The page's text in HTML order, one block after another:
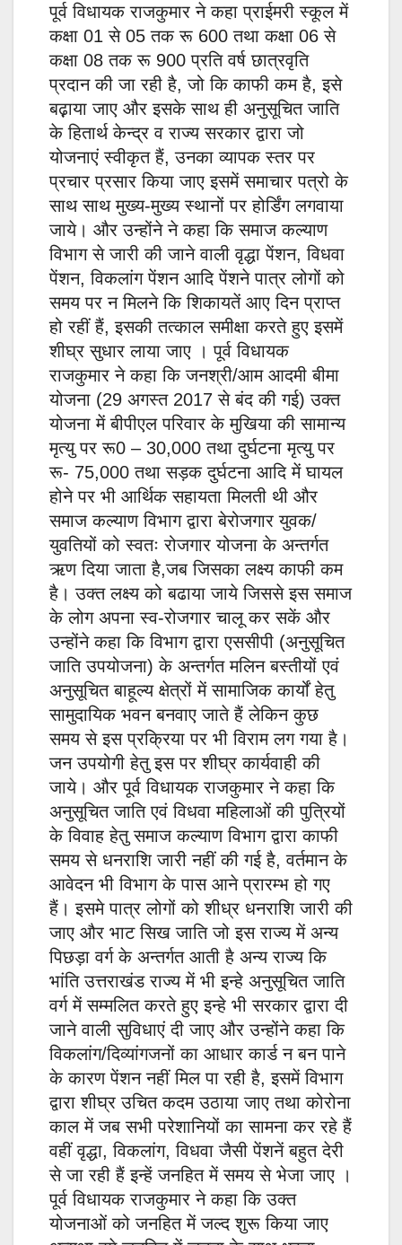
पूर्व विधायक राजकुमार ने कहा प्राईमरी स्कूल में
कक्षा 01 से 05 तक रू 600 तथा कक्षा 06 से
कक्षा 08 तक रू 900 प्रति वर्ष छात्रवृति
प्रदान की जा रही है, जो कि काफी कम है, इसे
बढ़़ाया जाए और इसके साथ ही अनुसूचित जाति
के हितार्थ केन्द्र व राज्य सरकार द्वारा जो
योजनाएं स्वीकृत हैं, उनका व्यापक स्तर पर
प्रचार प्रसार किया जाए इसमें समाचार पत्रो के
साथ साथ मुख्य-मुख्य स्थानों पर होर्डिंग लगवाया
जाये। और उन्होंने ने कहा कि समाज कल्याण
विभाग से जारी की जाने वाली वृद्धा पेंशन, विधवा
पेंशन, विकलांग पेंशन आदि पेंशने पात्र लोगों को
समय पर न मिलने कि शिकायतें आए दिन प्राप्त
हो रहीं हैं, इसकी तत्काल समीक्षा करते हुए इसमें
शीघ्र सुधार लाया जाए । पूर्व विधायक
राजकुमार ने कहा कि जनश्री/आम आदमी बीमा
योजना (29 अगस्त 2017 से बंद की गई) उक्त
योजना में बीपीएल परिवार के मुखिया की सामान्य
मृत्यु पर रू0 – 30,000 तथा दुर्घटना मृत्यु पर
रू- 75,000 तथा सड़क दुर्घटना आदि में घायल
होने पर भी आर्थिक सहायता मिलती थी और
समाज कल्याण विभाग द्वारा बेरोजगार युवक/
युवतियों को स्वतः रोजगार योजना के अन्तर्गत
ऋण दिया जाता है,जब जिसका लक्ष्य काफी कम
है। उक्त लक्ष्य को बढाया जाये जिससे इस समाज
के लोग अपना स्व-रोजगार चालू कर सकें और
उन्होंने कहा कि विभाग द्वारा एससीपी (अनुसूचित
जाति उपयोजना) के अन्तर्गत मलिन बस्तीयों एवं
अनुसूचित बाहूल्य क्षेत्रों में सामाजिक कार्यों हेतु
सामुदायिक भवन बनवाए जाते हैं लेकिन कुछ
समय से इस प्रक्रिया पर भी विराम लग गया है।
जन उपयोगी हेतु इस पर शीघ्र कार्यवाही की
जाये। और पूर्व विधायक राजकुमार ने कहा कि
अनुसूचित जाति एवं विधवा महिलाओं की पुत्रियों
के विवाह हेतु समाज कल्याण विभाग द्वारा काफी
समय से धनराशि जारी नहीं की गई है, वर्तमान के
आवेदन भी विभाग के पास आने प्रारम्भ हो गए
हैं। इसमे पात्र लोगों को शीध्र धनराशि जारी की
जाए और भाट सिख जाति जो इस राज्य में अन्य
पिछड़ा वर्ग के अन्तर्गत आती है अन्य राज्य कि
भांति उत्तराखंड राज्य में भी इन्हे अनुसूचित जाति
वर्ग में सम्मलित करते हुए इन्हे भी सरकार द्वारा दी
जाने वाली सुविधाएं दी जाए और उन्होंने कहा कि
विकलांग/दिव्यांगजनों का आधार कार्ड न बन पाने
के कारण पेंशन नहीं मिल पा रही है, इसमें विभाग
द्वारा शीघ्र उचित कदम उठाया जाए तथा कोरोना
काल में जब सभी परेशानियों का सामना कर रहे हैं
वहीं वृद्धा, विकलांग, विधवा जैसी पेंशनें बहुत देरी
से जा रही हैं इन्हें जनहित में समय से भेजा जाए ।
पूर्व विधायक राजकुमार ने कहा कि उक्त
योजनाओं को जनहित में जल्द शुरू किया जाए